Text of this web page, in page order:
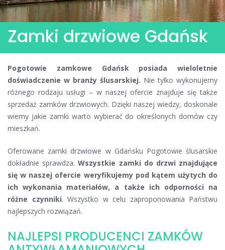
Zamki drzwiowe Gdańsk
Pogotowie zamkowe Gdańsk posiada wieloletnie
doświadczenie w branży ślusarskiej. Nie tylko wykonujemy
różnego rodzaju usługi – w naszej ofercie znajduje się także
sprzedaż zamków drzwiowych. Dzięki naszej wiedzy, doskonale
wiemy jakie zamki warto wybierać do określonych domów czy
mieszkań.
Oferowane zamki drzwiowe w Gdańsku Pogotowie ślusarskie
dokładnie sprawdza.Wszystkie zamki do drzwi znajdujące
się w naszej ofercie weryfikujemy pod kątem użytych do
ich wykonania materiałów, a także ich odporności na
różne czynniki. Wszystko w celu zaproponowania Państwu
najlepszych rozwiązań.
NAJLEPSI PRODUCENCI ZAMKÓW